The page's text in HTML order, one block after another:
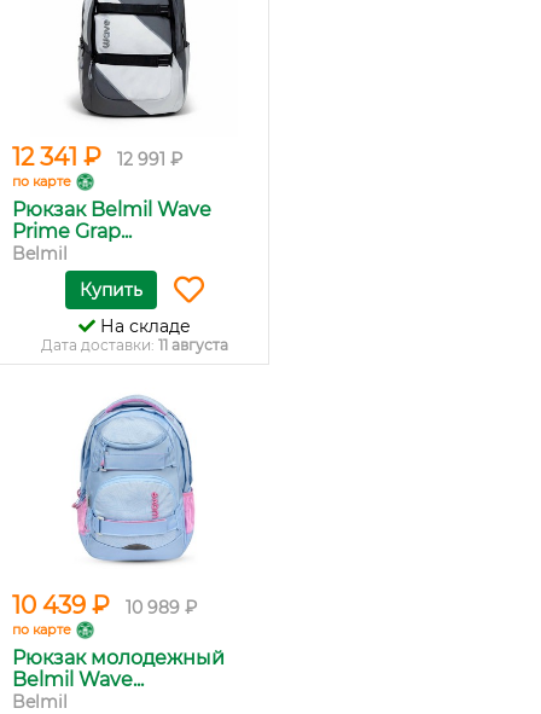
12 341 ₽ 12 991 ₽
по карте
Рюкзак Belmil Wave
Prime Grap...
Belmil
Купить
На складе
Дата доставки: 11 августа
10 439 ₽ 10 989 ₽
по карте
Рюкзак молодежный
Belmil Wave...
Belmil